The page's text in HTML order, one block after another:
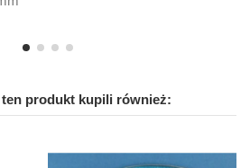
produkt kupili również: